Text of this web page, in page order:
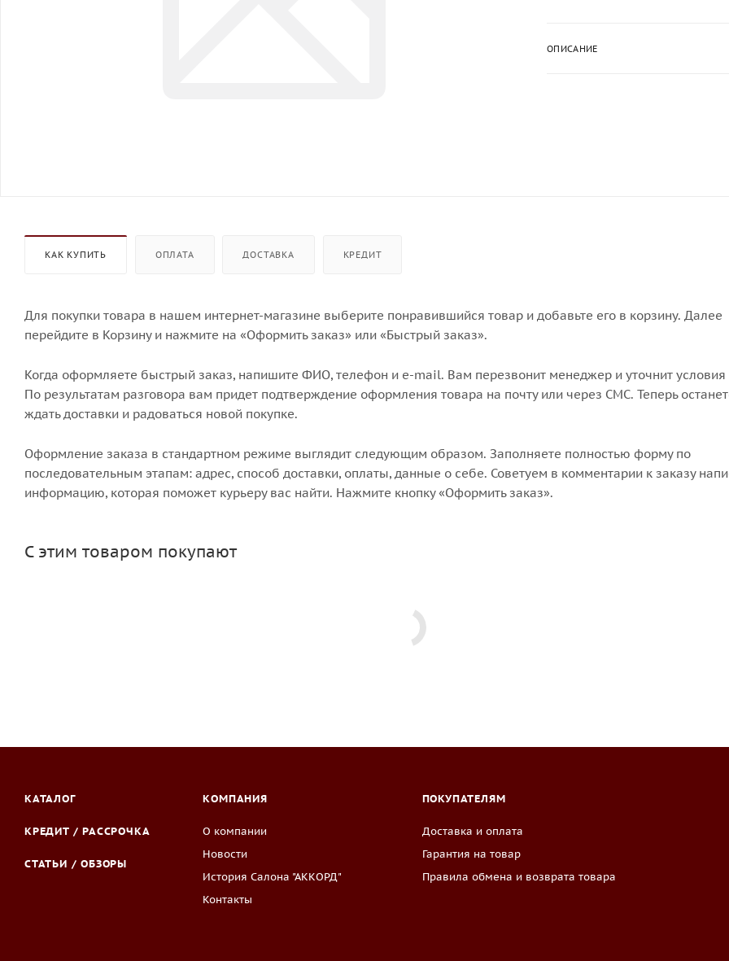
ОПИСАНИЕ
КАК КУПИТЬ ОПЛАТА ДОСТАВКА КРЕДИТ
Для покупки товара в нашем интернет-магазине выберите понравившийся товар и добавьте его в корзину. Далее
перейдите в Корзину и нажмите на «Оформить заказ» или «Быстрый заказ».
Когда оформляете быстрый заказ, напишите ФИО, телефон и e-mail. Вам перезвонит менеджер и уточнит условия
По результатам разговора вам придет подтверждение оформления товара на почту или через СМС. Теперь
ждать доставки и радоваться новой покупке.
Оформление заказа в стандартном режиме выглядит следующим образом. Заполняете полностью форму по
последовательным этапам: адрес, способ доставки, оплаты, данные о себе. Советуем в комментарии к заказу
информацию, которая поможет курьеру вас найти. Нажмите кнопку «Оформить заказ».
С этим товаром покупают
КАТАЛОГ
КРЕДИТ / РАССРОЧКА
СТАТЬИ / ОБЗОРЫ
КОМПАНИЯ
О компании
Новости
История Салона "АККОРД"
Контакты
ПОКУПАТЕЛЯМ
Доставка и оплата
Гарантия на товар
Правила обмена и возврата товара